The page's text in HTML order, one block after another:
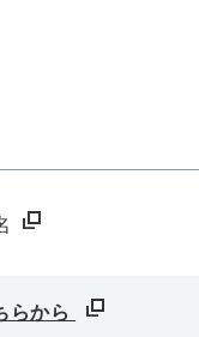
らから